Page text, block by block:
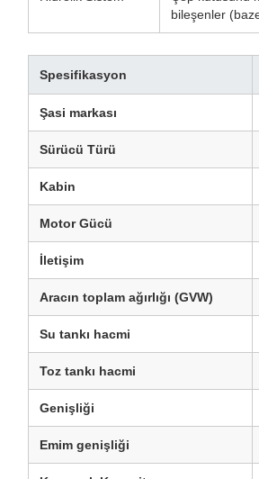
bileşenler
Spesifikasyon
Şasi markası
Sürücü Türü
Kabin
Motor Gücü
İletişim
Aracın toplam ağırlığı (GVW)
Su tankı hacmi
Toz tankı hacmi
Genişliği
Emim genişliği